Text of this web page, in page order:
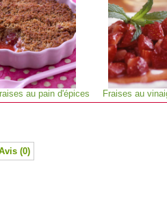
au pain d'épices Fraises au
(0)